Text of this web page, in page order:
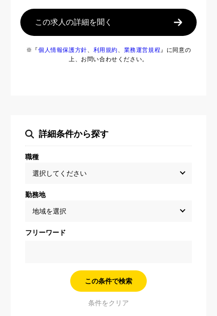
この求人の詳細を聞く
※『個人情報保護方針、 利用規約、 業務運営規程』に同意の
上、お問い合わせください。
詳細条件から探す
職種
勤務地
フリーワード